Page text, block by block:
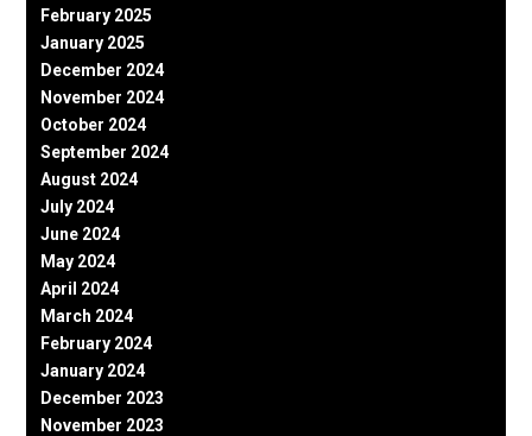
February 2025
January 2025
December 2024
November 2024
October 2024
September 2024
August 2024
July 2024
June 2024
May 2024
April 2024
March 2024
February 2024
January 2024
December 2023
November 2023